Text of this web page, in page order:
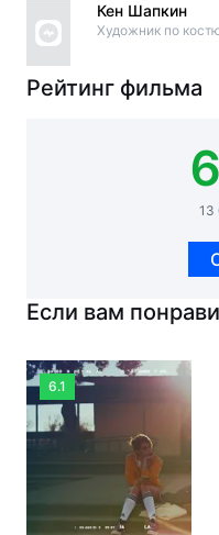
Кен Шапкин
Художник по
Рейтинг фильма
13
Если вам
6.1